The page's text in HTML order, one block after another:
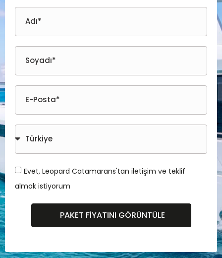
Evet, Leopard Catamarans'tan iletişim ve teklif
almak istiyorum
PAKET FIYATINI GÖRÜNTÜLE